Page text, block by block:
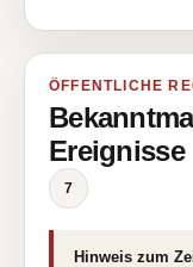
ÖFFENTLICHE
Ereignisse
7
Hinweis zum